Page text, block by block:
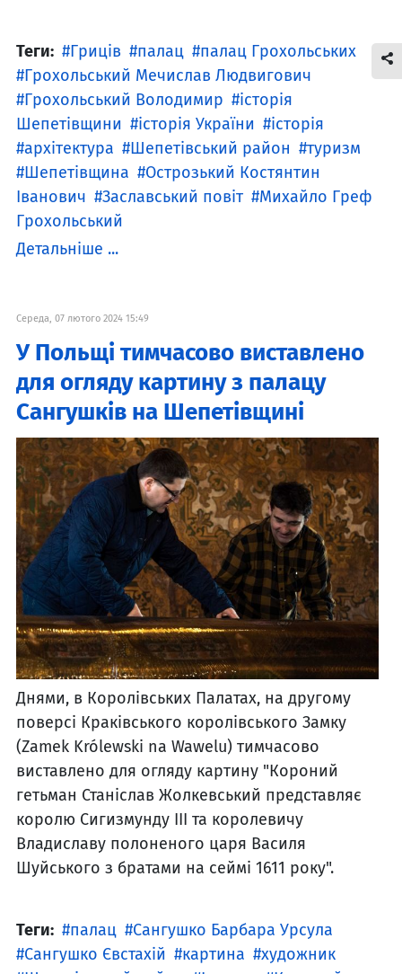
Теги: Гриців палац
палац Грохольських
Грохольський Мечислав Людвигович
Грохольський Володимир
історія
Шепетівщини
історія України
історія
архітектура
Шепетівський район
туризм
Шепетівщина
Острозький Костянтин
Іванович
Заславський повіт
Михайло Греф
Грохольський
Детальніше ...
Середа, 07 лютого 2024 15:49
У Польщі тимчасово виставлено
для огляду картину з палацу
Сангушків на Шепетівщині
Днями, в Королівських Палатах, на другому
поверсі Краківського королівського Замку
(Zamek Królewski na Wawelu) тимчасово
виставлено для огляду картину "Короний
гетьман Станіслав Жолкевський представляє
королю Сигизмунду III та королевичу
Владиславу полоненого царя Василя
Шуйського з братами на сеймі 1611 року".
Теги: палац
Сангушко Барбара Урсула
Сангушко Євстахій
картина
художник